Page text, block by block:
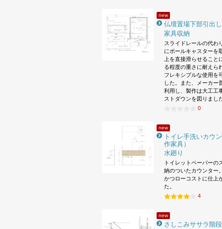
new
仏壇置場下部引出
家具収納
スライドレールの代わ
にボールキャスターを
上を直接滑らせること
る程度の重さに耐えら
フレキシブルな使用を
した。また、メーカー
利用し、製作は大工工
ストダウンを図りまし
0
new
トイレ手洗いカウ
作家具）
水廻り
トイレットペーパーの
納のついたカウンター
かつローコストに仕上
た。
4
new
さしこみササラ階段